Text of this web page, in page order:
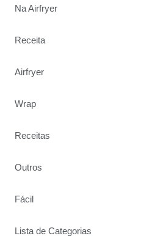
Na Airfryer
Receita
Airfryer
Wrap
Receitas
Outros
Fácil
Lista de Categorias